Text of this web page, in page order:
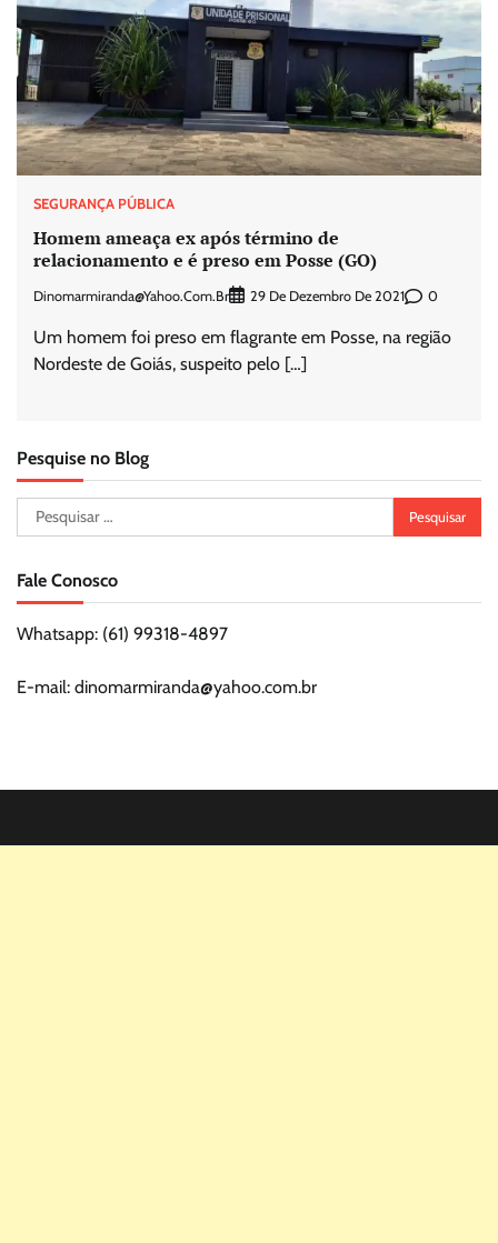
SEGURANÇA PÚBLICA
Homem ameaça ex após término de
relacionamento e é preso em Posse (GO)
Dinomarmiranda@yahoo.com.br 29 De Dezembro De 2021 0
Um homem foi preso em flagrante em Posse, na região
Nordeste de Goiás, suspeito pelo […]
Pesquise no Blog
Pesquisar
por:
Fale Conosco
Whatsapp: (61) 99318-4897
E-mail: dinomarmiranda@yahoo.com.br